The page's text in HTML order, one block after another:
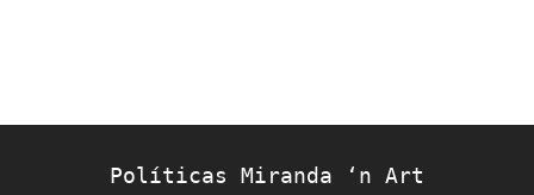
Políticas Miranda ‘n Art